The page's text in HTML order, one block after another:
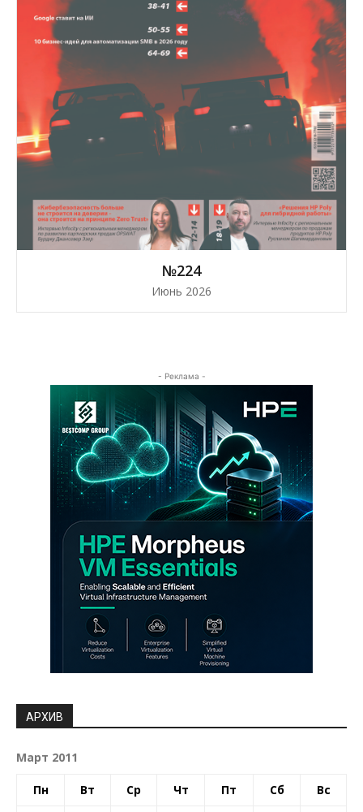
№224
Июнь 2026
- Реклама -
АРХИВ
Март 2011
Пн Вт Ср Чт Пт Сб Вс